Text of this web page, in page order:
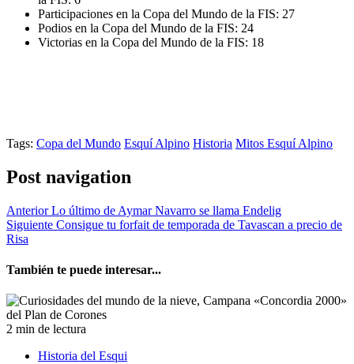
Participaciones en la Copa del Mundo de la FIS: 27
Podios en la Copa del Mundo de la FIS: 24
Victorias en la Copa del Mundo de la FIS: 18
Tags: Copa del Mundo Esquí Alpino Historia Mitos Esquí Alpino
Post navigation
AnteriorLo último de Aymar Navarro se llama Endelig
Siguiente Consigue tu forfait de temporada de Tavascan a precio de
Risa
También te puede interesar...
2 min de lectura
Historia del Esqui